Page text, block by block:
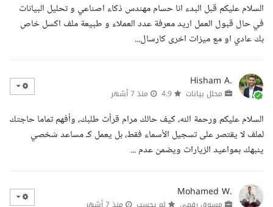
السلام عليكم قبل البدء انا حسام مهندس ذكاء اصناعي و تحليل البيانات
في حال قبول العمل اريد معرفة عدد العملاء و طبيعة ملف اكسل خاص
بك عادي او مع ميزات اخرى كارسال...
Hisham A.
محلل بيانات منذ 7 أشهر
السلام عليكم ورحمة الله، كيف حالك مرام قرأت طلبك، وأفهم تماما حاجتك
لملف لا يقتصر على تسجيل الأسماء فقط، بل يعمل كـ مساعد شخصي
ينبهك بمواعيد الزيارات ويضمن عدم ...
Mohamed W.